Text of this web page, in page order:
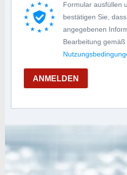
Formular ausfüllen
bestätigen Sie,
angegebenen
Bearbeitung gemäß
ANMELDEN